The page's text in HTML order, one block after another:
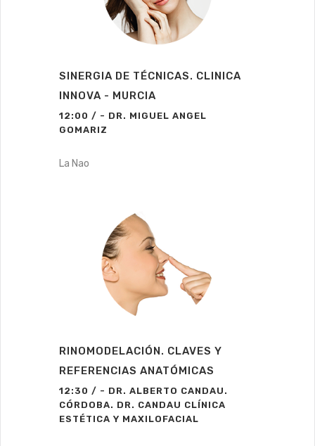
SINERGIA DE TÉCNICAS. CLINICA
INNOVA - MURCIA
12:00 / - DR. MIGUEL ANGEL
GOMARIZ
La Nao
RINOMODELACIÓN. CLAVES Y
REFERENCIAS ANATÓMICAS
12:30 / - DR. ALBERTO CANDAU.
CÓRDOBA. DR. CANDAU CLÍNICA
ESTÉTICA Y MAXILOFACIAL